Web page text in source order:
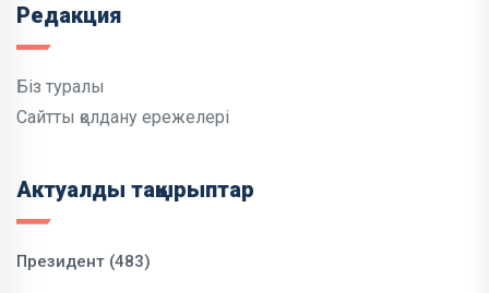
Редакция
Біз туралы
Сайтты қолдану ережелері
Актуалды тақырыптар
Президент (483)